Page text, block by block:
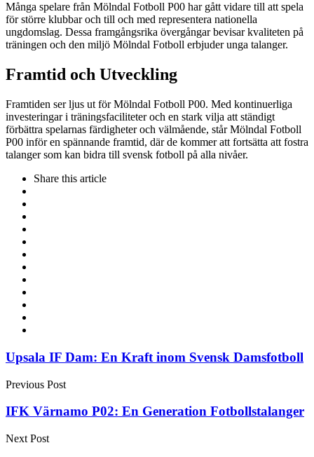
Många spelare från Mölndal Fotboll P00 har gått vidare till att spela
för större klubbar och till och med representera nationella
ungdomslag. Dessa framgångsrika övergångar bevisar kvaliteten på
träningen och den miljö Mölndal Fotboll erbjuder unga talanger.
Framtid och Utveckling
Framtiden ser ljus ut för Mölndal Fotboll P00. Med kontinuerliga
investeringar i träningsfaciliteter och en stark vilja att ständigt
förbättra spelarnas färdigheter och välmående, står Mölndal Fotboll
P00 inför en spännande framtid, där de kommer att fortsätta att fostra
talanger som kan bidra till svensk fotboll på alla nivåer.
Share this article
Post
navigation
Upsala IF Dam: En Kraft inom Svensk Damsfotboll
Previous Post
IFK Värnamo P02: En Generation Fotbollstalanger
Next Post